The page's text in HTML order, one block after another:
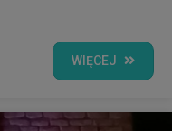
WIĘCEJ